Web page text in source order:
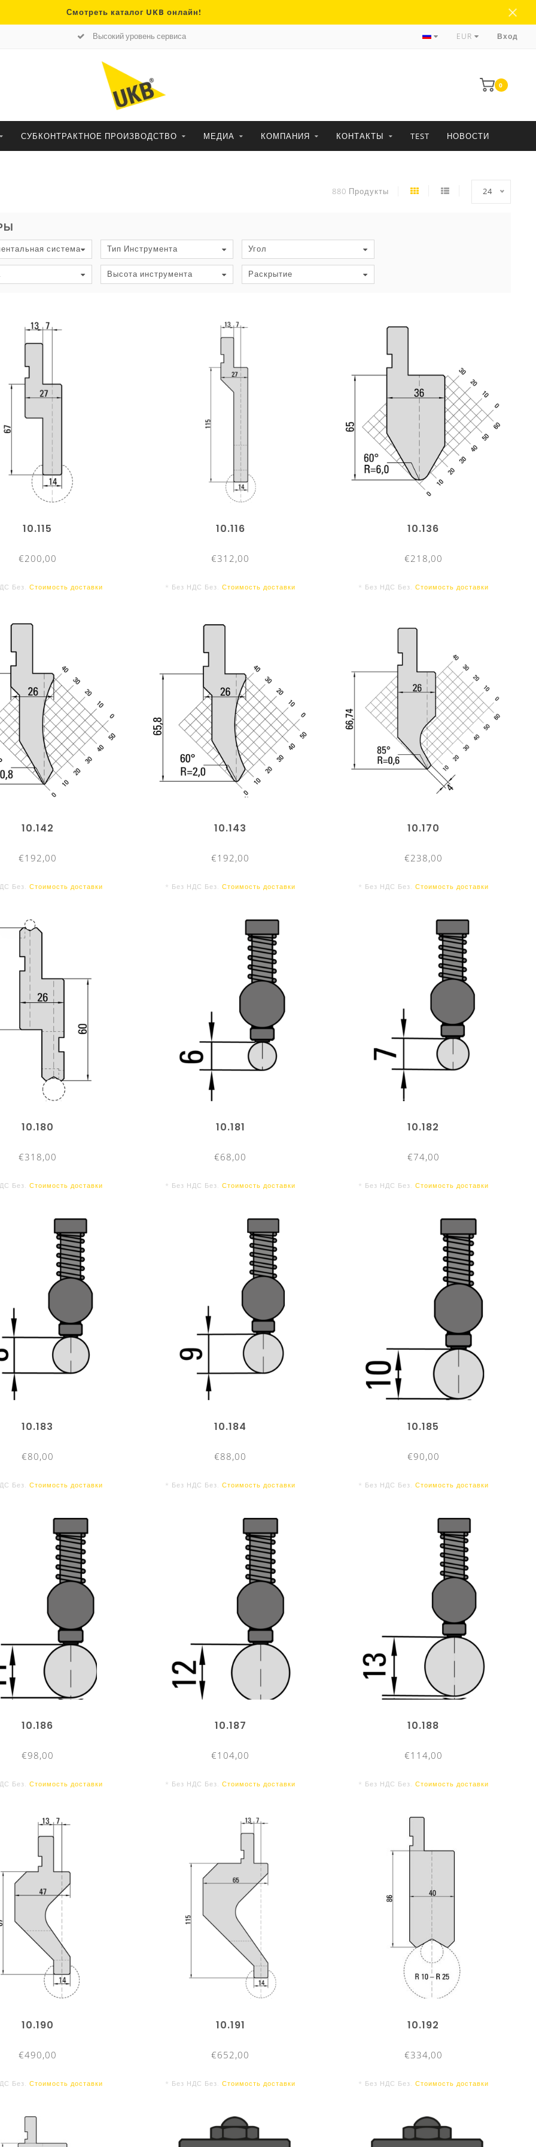
Смотреть каталог UKB онлайн!
Высокий уровень сервиса более 35 лет опыта EUR Вход
0
СУБКОНТРАКТНОЕ ПРОИЗВОДСТВО МЕДИА КОМПАНИЯ КОНТАКТЫ TEST НОВОСТИ
880 Продукты 24
система Тип Инструмента Угол
Высота инструмента Раскрытие
10.115
€200,00
Без. Стоимость доставки
10.116
€312,00
* Без НДС Без.Стоимость доставки
10.136
€218,00
* Без НДС Без. Стоимость доставки
10.142
€192,00
Без. Стоимость доставки
10.143
€192,00
* Без НДС Без.Стоимость доставки
10.170
€238,00
* Без НДС Без. Стоимость доставки
10.180
€318,00
Без. Стоимость доставки
10.181
€68,00
* Без НДС Без.Стоимость доставки
10.182
€74,00
* Без НДС Без. Стоимость доставки
10.183
€80,00
Без. Стоимость доставки
10.184
€88,00
* Без НДС Без.Стоимость доставки
10.185
€90,00
* Без НДС Без. Стоимость доставки
10.186
€98,00
Без. Стоимость доставки
10.187
€104,00
* Без НДС Без.Стоимость доставки
10.188
€114,00
* Без НДС Без. Стоимость доставки
10.190
€490,00
Без. Стоимость доставки
10.191
€652,00
* Без НДС Без.Стоимость доставки
10.192
€334,00
* Без НДС Без. Стоимость доставки